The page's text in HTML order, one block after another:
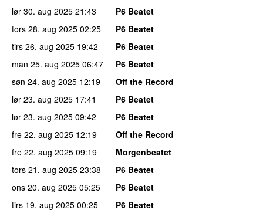
lør 30. aug 2025 21:43
P6 Beatet
tors 28. aug 2025 02:25
P6 Beatet
tirs 26. aug 2025 19:42
P6 Beatet
man 25. aug 2025 06:47
P6 Beatet
søn 24. aug 2025 12:19
Off the Record
lør 23. aug 2025 17:41
P6 Beatet
lør 23. aug 2025 09:42
P6 Beatet
fre 22. aug 2025 12:19
Off the Record
fre 22. aug 2025 09:19
Morgenbeatet
tors 21. aug 2025 23:38
P6 Beatet
ons 20. aug 2025 05:25
P6 Beatet
tirs 19. aug 2025 00:25 P6 Beatet